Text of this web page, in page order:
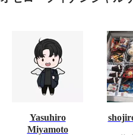
Yasuhiro
Miyamoto